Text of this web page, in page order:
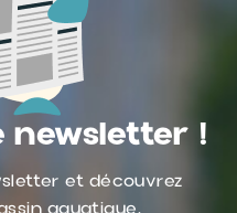
newsletter !
et découvrez
aquatique.